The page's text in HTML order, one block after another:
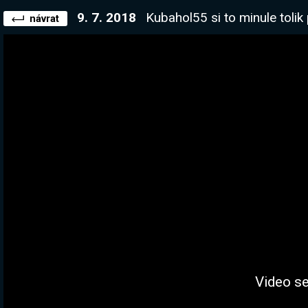
návrat 9. 7. 2018 Kubahol55 si to minule tolik přál, když jsem u toho
Video